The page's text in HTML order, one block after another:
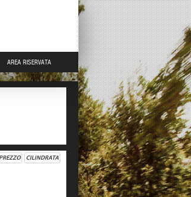
AREA RISERVATA
CILINDRATA